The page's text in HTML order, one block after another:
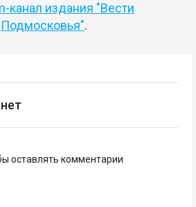
канал издания "Вести
Подмосковья".
оставлять комментарии